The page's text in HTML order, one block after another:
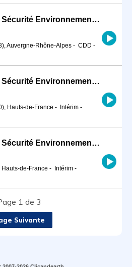
Technicien Hygiène Sécurité Environnement (HSE) (H/F)
Auvergne-Rhône-Alpes - CDD -
Technicien Hygiène Sécurité Environnement (HSE) Assistant (H/F)
Hauts-de-France - Intérim -
Technicien Hygiène Sécurité Environnement (HSE) Assistant (H/F)
de-France - Intérim -
1 de 3
Suivante